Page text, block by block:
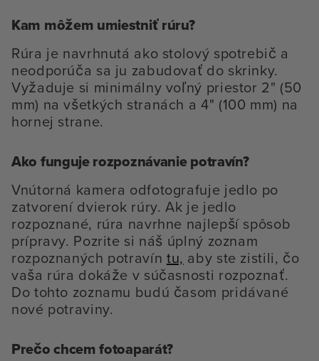
Kam môžem umiestniť rúru?
Rúra je navrhnutá ako stolový spotrebič a
neodporúča sa ju zabudovať do skrinky.
Vyžaduje si minimálny voľný priestor 2" (50
mm) na všetkých stranách a 4" (100 mm) na
hornej strane.
Ako funguje rozpoznávanie potravín?
Vnútorná kamera odfotografuje jedlo po
zatvorení dvierok rúry. Ak je jedlo
rozpoznané, rúra navrhne najlepší spôsob
prípravy. Pozrite si náš úplný zoznam
rozpoznaných potravín tu, aby ste zistili, čo
vaša rúra dokáže v súčasnosti rozpoznať.
Do tohto zoznamu budú časom pridávané
nové potraviny.
Prečo chcem fotoaparát?